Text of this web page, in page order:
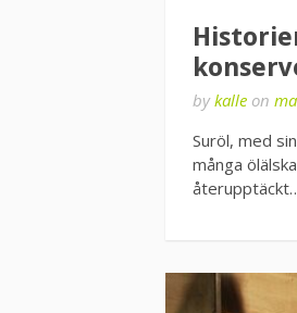
bykalle on
Suröl, med
många